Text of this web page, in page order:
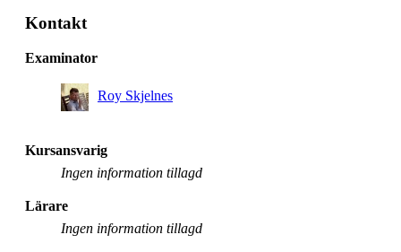
Villkorligt valfri
Kontakt
Examinator
Roy Skjelnes
Kursansvarig
Ingen information tillagd
Lärare
Ingen information tillagd